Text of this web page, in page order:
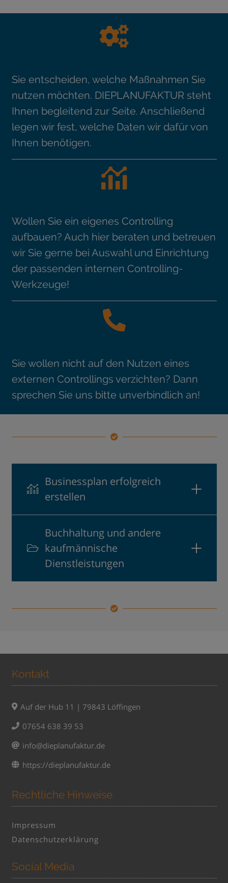
Sie entscheiden, welche Maßnahmen Sie
nutzen möchten. DIEPLANUFAKTUR steht
Ihnen begleitend zur Seite. Anschließend
legen wir fest, welche Daten wir dafür von
Ihnen benötigen.
Wollen Sie ein eigenes Controlling
aufbauen? Auch hier beraten und betreuen
wir Sie gerne bei Auswahl und Einrichtung
der passenden internen Controlling-
Werkzeuge!
Sie wollen nicht auf den Nutzen eines
externen Controllings verzichten? Dann
sprechen Sie uns bitte unverbindlich an!
Businessplan erfolgreich
erstellen
Buchhaltung und andere
kaufmännische
Dienstleistungen
Kontakt
Auf der Hub 11 | 79843 Löffingen
07654 638 39 53
info@dieplanufaktur.de
https://dieplanufaktur.de
Rechtliche Hinweise
Impressum
Datenschutzerklärung
Social Media